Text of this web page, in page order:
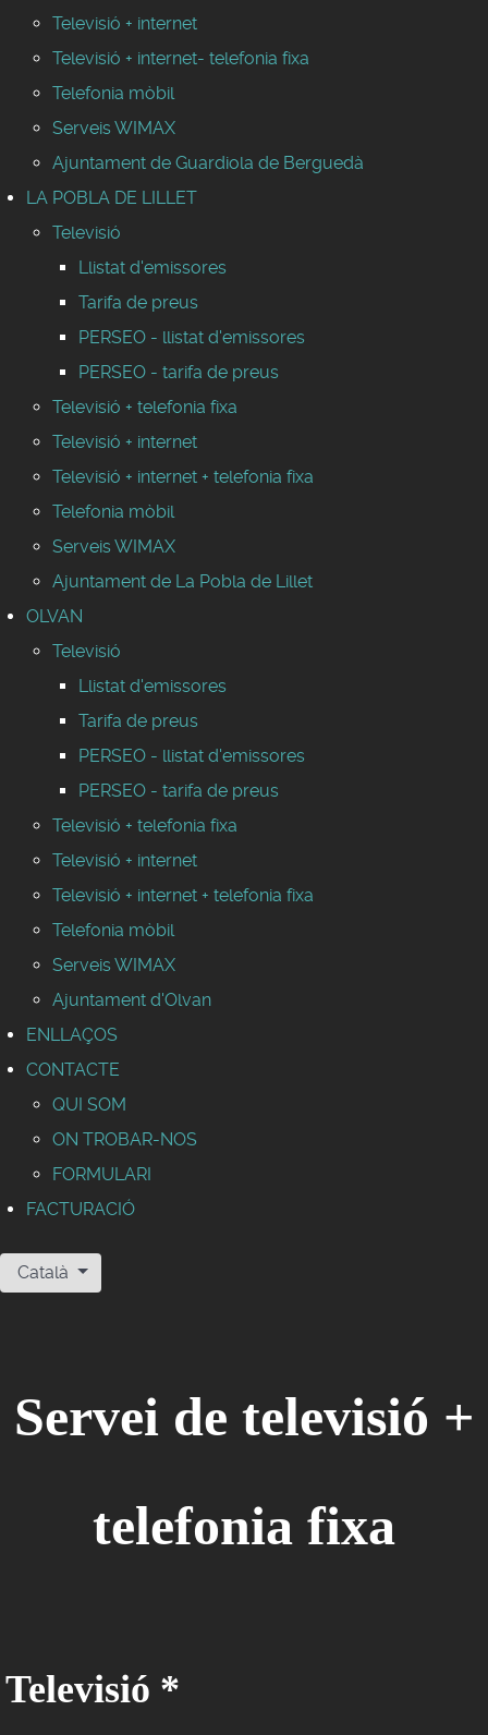
Televisió + internet
Televisió + internet- telefonia fixa
Telefonia mòbil
Serveis WIMAX
Ajuntament de Guardiola de Berguedà
LA POBLA DE LILLET
Televisió
Llistat d'emissores
Tarifa de preus
PERSEO - llistat d'emissores
PERSEO - tarifa de preus
Televisió + telefonia fixa
Televisió + internet
Televisió + internet + telefonia fixa
Telefonia mòbil
Serveis WIMAX
Ajuntament de La Pobla de Lillet
OLVAN
Televisió
Llistat d'emissores
Tarifa de preus
PERSEO - llistat d'emissores
PERSEO - tarifa de preus
Televisió + telefonia fixa
Televisió + internet
Televisió + internet + telefonia fixa
Telefonia mòbil
Serveis WIMAX
Ajuntament d'Olvan
ENLLAÇOS
CONTACTE
QUI SOM
ON TROBAR-NOS
FORMULARI
FACTURACIÓ
Seleccioni el seu idioma
Català
Servei de televisió +
telefonia fixa
Televisió *